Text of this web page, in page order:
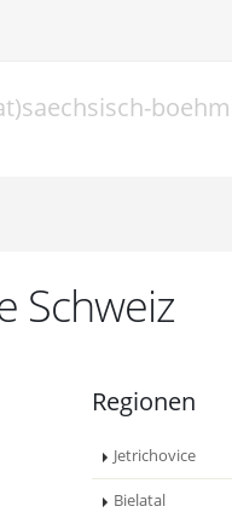
Schweiz
Regionen
Jetrichovice
Bielatal